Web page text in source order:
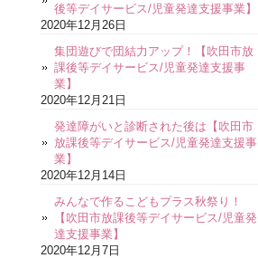
後等デイサービス/児童発達支援事業】
2020年12月26日
集団遊びで団結力アップ！【吹田市放
課後等デイサービス/児童発達支援事
業】
2020年12月21日
発達障がいと診断された後は【吹田市
放課後等デイサービス/児童発達支援事
業】
2020年12月14日
みんなで作るこどもプラス秋祭り！
【吹田市放課後等デイサービス/児童発
達支援事業】
2020年12月7日